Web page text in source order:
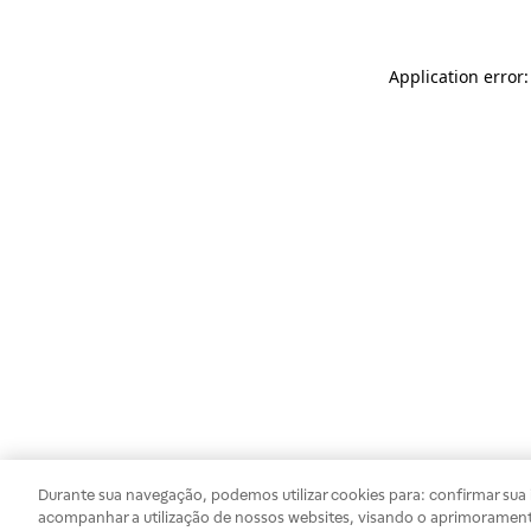
Application
Durante sua navegação, podemos utilizar cookies para: confirmar
acompanhar a utilização de nossos websites, visando o